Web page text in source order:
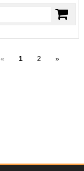
« 1 2 »